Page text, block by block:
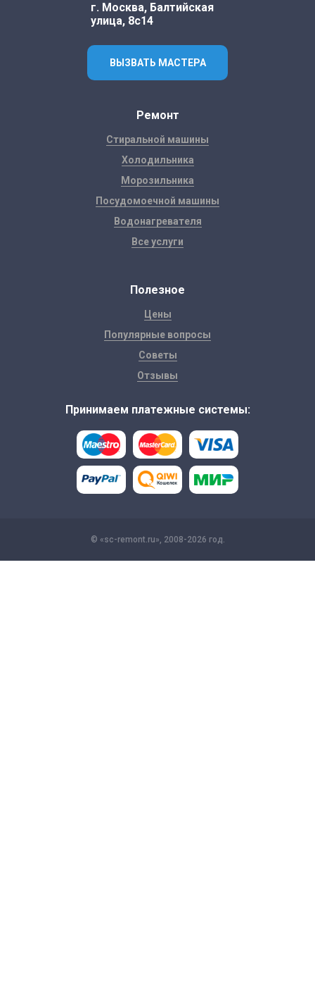
г. Москва, Балтийская
улица, 8с14
ВЫЗВАТЬ МАСТЕРА
Ремонт
Стиральной машины
Холодильника
Морозильника
Посудомоечной машины
Водонагревателя
Все услуги
Полезное
Цены
Популярные вопросы
Советы
Отзывы
Принимаем платежные системы:
© «sc-remont.ru», 2008-2026 год.